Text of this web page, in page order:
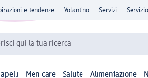
e tendenze Volantino Servizi
qui la tua ricerca
Men care Salute Alimentazione